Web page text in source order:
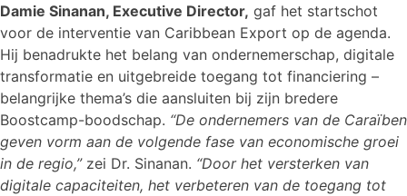
Damie Sinanan, Executive Director, gaf het startschot
voor de interventie van Caribbean Export op de agenda.
Hij benadrukte het belang van ondernemerschap, digitale
transformatie en uitgebreide toegang tot financiering –
belangrijke thema’s die aansluiten bij zijn bredere
Boostcamp-boodschap. “De ondernemers van de Caraïben
geven vorm aan de volgende fase van economische groei
in de regio,”zei Dr. Sinanan. “Door het versterken van
digitale capaciteiten, het verbeteren van de toegang tot